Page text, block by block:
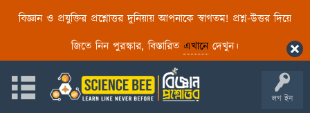
বিজ্ঞান ও প্রযুক্তির প্রশ্নোত্তর দুনিয়ায় আপনাকে স্বাগতম! প্রশ্ন-উত্তর দিয়ে
জিতে নিন পুরস্কার, বিস্তারিত এখানেদেখুন।
লগ ইন